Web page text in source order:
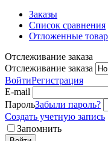
Заказы
Список сравнения
Отложенные
Отслеживание заказа
Отслеживание заказа
ВойтиРегистрация
E-mail
ПарольЗабыли пароль?
Создать учетную запись
Запомнить